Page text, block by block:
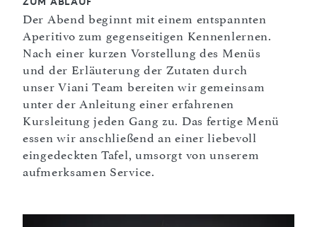
Der Abend beginnt mit einem entspannten
Aperitivo zum gegenseitigen Kennenlernen.
Nach einer kurzen Vorstellung des Menüs
und der Erläuterung der Zutaten durch
unser Viani Team bereiten wir gemeinsam
unter der Anleitung einer erfahrenen
Kursleitung jeden Gang zu. Das fertige Menü
essen wir anschließend an einer liebevoll
eingedeckten Tafel, umsorgt von unserem
aufmerksamen Service.